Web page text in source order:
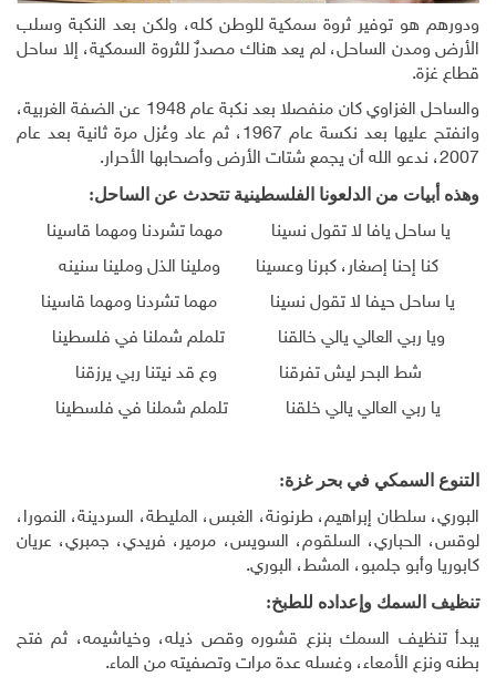
ودورهم هو توفير ثروة سمكية للوطن كله، ولكن بعد النكبة وسلب
الأرض ومدن الساحل، لم يعد هناك مصدرٌ للثروة السمكية، إلا ساحل
قطاع غزة.
والساحل الغزاوي كان منفصلا بعد نكبة عام 1948 عن الضفة الغربية،
وانفتح عليها بعد نكسة عام 1967، ثم عاد وعُزل مرة ثانية بعد عام
2007، ندعو الله أن يجمع شتات الأرض وأصحابها الأحرار.
وهذه أبيات من الدلعونا الفلسطينية تتحدث عن الساحل:
يا ساحل يافا لا تقول نسينا مهما تشردنا ومهما قاسينا
كنا إحنا إصغار، كبرنا وعسينا وملينا الذل وملينا سنينه
يا ساحل حيفا لا تقول نسينا مهما تشردنا ومهما قاسينا
ويا ربي العالي يالي خالقنا تلملم شملنا في فلسطينا
شط البحر ليش تفرقنا وع قد نيتنا ربي يرزقنا
يا ربي العالي يالي خلقنا تلملم شملنا في فلسطينا
التنوع السمكي في بحر غزة:
البوري، سلطان إبراهيم، طرنونة، الغبس، المليطة، السردينة، النمورا،
لوقس، الحباري، السلقوم، السويس، مرمير، فريدي، جمبري، عريان
كابوريا وأبو جلمبو، المشط، البوري.
تنظيف السمك وإعداده للطبخ:
يبدأ تنظيف السمك بنزع قشوره وقص ذيله، وخياشيمه، ثم فتح
بطنه ونزع الأمعاء، وغسله عدة مرات وتصفيته من الماء.